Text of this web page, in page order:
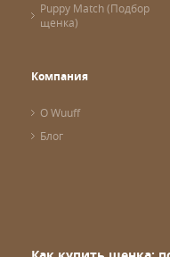
Puppy Match (Подбор
щенка)
Компания
О Wuuff
Блог